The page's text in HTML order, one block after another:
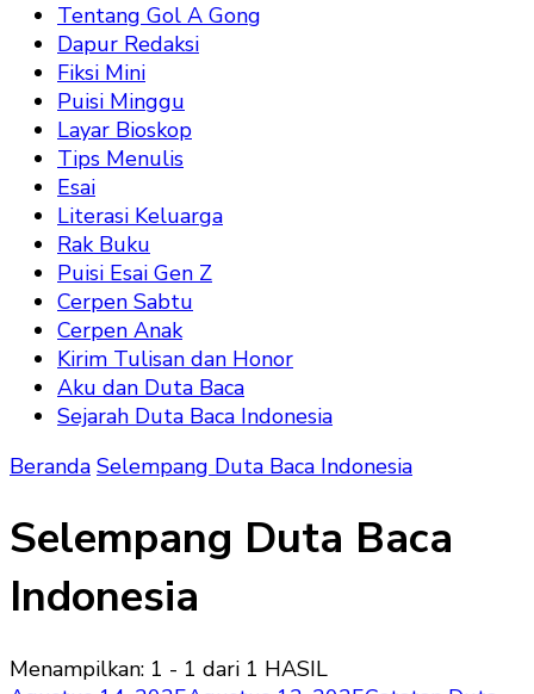
Tentang Gol A Gong
Dapur Redaksi
Fiksi Mini
Puisi Minggu
Layar Bioskop
Tips Menulis
Esai
Literasi Keluarga
Rak Buku
Puisi Esai Gen Z
Cerpen Sabtu
Cerpen Anak
Kirim Tulisan dan Honor
Aku dan Duta Baca
Sejarah Duta Baca Indonesia
Beranda Selempang Duta Baca Indonesia
Selempang Duta Baca
Indonesia
Menampilkan: 1 - 1 dari 1 HASIL